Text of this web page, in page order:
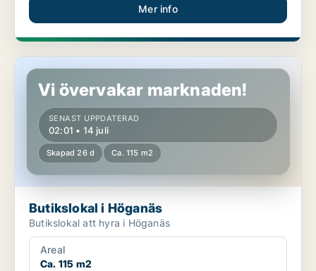
Mer info
Butikslokal i Höganäs
Vi övervakar marknaden!
SENAST UPPDATERAD
02:01 • 14 juli
Skapad 26 d Ca. 115 m2
Butikslokal i Höganäs
Butikslokal att hyra i Höganäs
Areal
Ca. 115 m2